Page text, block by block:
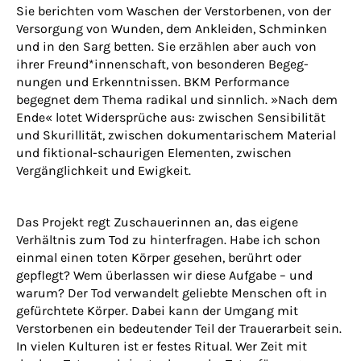
Sie berichten vom Waschen der Verstorbenen, von der
Versorgung von Wunden, dem Ankleiden, Schminken
und in den Sarg betten. Sie erzählen aber auch von
ihrer Freund*innen­schaft, von besonderen Begeg­
nungen und Erkennt­nissen. BKM Performance
begegnet dem Thema radikal und sinnlich. »Nach dem
Ende« lotet Widersprüche aus: zwischen Sensibilität
und Skurillität, zwischen dokumentar­ischem Material
und fiktional-­schaurigen Elementen, zwischen
Vergäng­lichkeit und Ewigkeit.
Das Projekt regt Zuschauerinnen an, das eigene
Verhältnis zum Tod zu hinterfragen. Habe ich schon
einmal einen toten Körper gesehen, berührt oder
gepflegt? Wem überlassen wir diese Aufgabe – und
warum? Der Tod verwandelt geliebte Menschen oft in
gefürchtete Körper. Dabei kann der Umgang mit
Verstorbenen ein bedeutender Teil der Trauerarbeit sein.
In vielen Kulturen ist er festes Ritual. Wer Zeit mit